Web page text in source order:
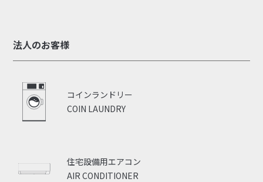
法人のお客様
COIN LAUNDRY
コインランドリー
AIR CONDITIONER
住宅設備用エアコン